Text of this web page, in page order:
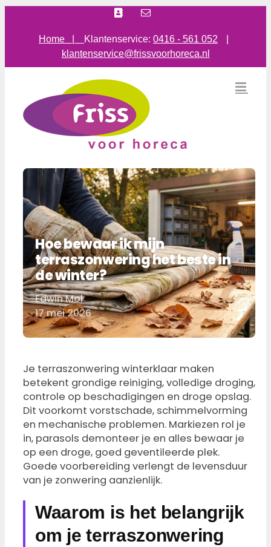
Facebook
E-
Home | Klantenservice: 0416 - 561 052
klantenservice@frissvoorhoreca.nl
Hoe bewaar ik mijn
terraszonwering het beste in
de winter?
Door
Edwin Mol
17 mei 2026
Je terraszonwering winterklaar maken
betekent grondige reiniging, volledige droging,
controle op beschadigingen en droge opslag.
Dit voorkomt vorstschade, schimmelvorming
en mechanische problemen. Markiezen rol je
in, parasols demonteer je en alles bewaar je
op een droge, goed geventileerde plek.
Goede voorbereiding verlengt de levensduur
van je zonwering aanzienlijk.
Waarom is het belangrijk
om je terraszonwering